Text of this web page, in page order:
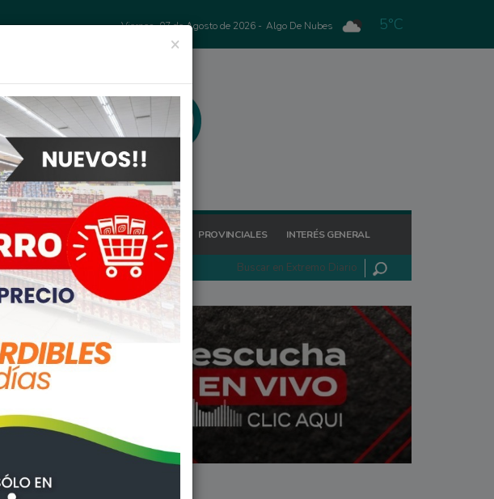
Viernes, 07 de Agosto de 2026 - Algo De Nubes 5°C
POLICIALES REGIONALES PROVINCIALES INTERÉS GENERAL
×
el que falleció un hombre